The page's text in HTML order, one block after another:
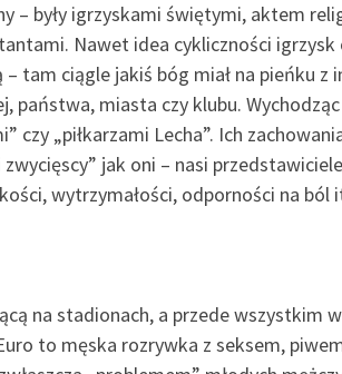
– były igrzyskami świętymi, aktem
Nawet idea cykliczności igrzysk
ciągle jakiś bóg miał na pieńku z
miasta czy klubu.
„piłkarzami Lecha”. Ich
jak oni – nasi
wytrzymałości, odporności na
na stadionach, a przede wszystkim
to męska rozrywka z seksem,